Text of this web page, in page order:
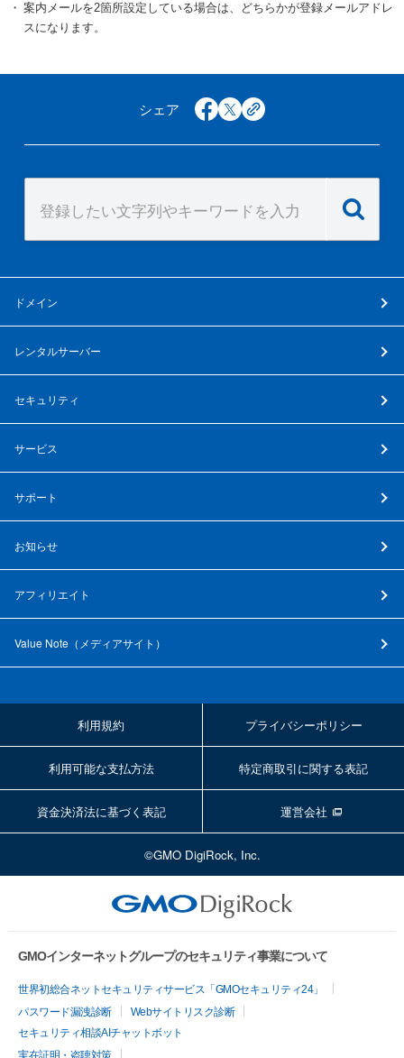
案内メールを2箇所設定している場合は、どちらかが登録メールアドレ
スになります。
シェア facebook
x copy
ドメイン
レンタルサーバー
セキュリティ
サービス
サポート
お知らせ
アフィリエイト
Value Note（ メディアサイト ）
利用規約 プライバシーポリシー
利用可能な支払方法 特定商取引に関する表記
資金決済法に基づく表記 運営会社
©GMO DigiRock, Inc.
GMOインターネットグループのセキュリティ事業について
世界初総合ネットセキュリティサービス「GMOセキュリティ24」
パスワード漏洩診断
Webサイトリスク診断
セキュリティ相談AIチャットボット
実在証明・盗聴対策